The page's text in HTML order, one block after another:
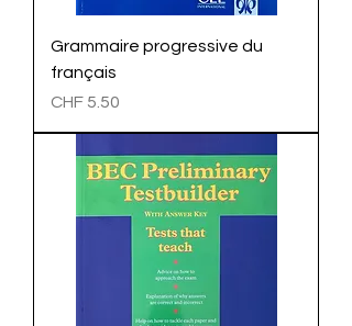
Grammaire progressive du
français
Preis
CHF 5.50